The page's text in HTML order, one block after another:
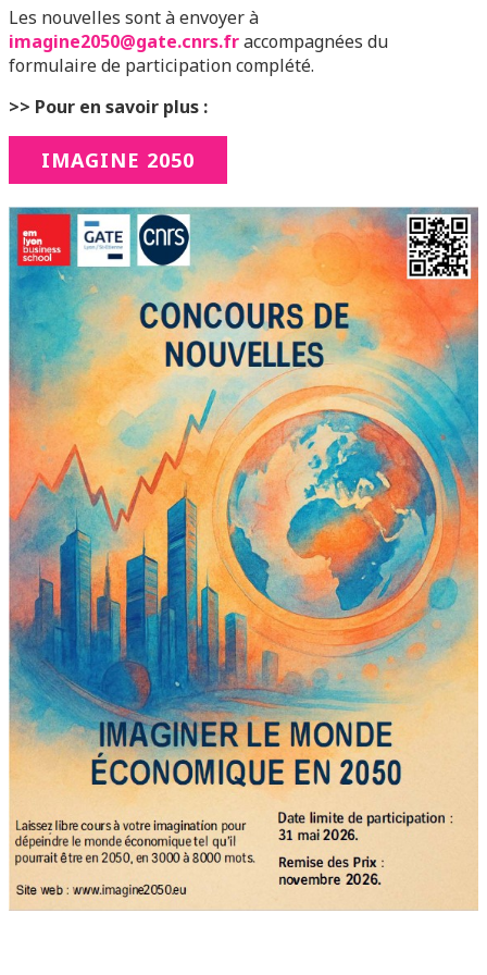
Les nouvelles sont à envoyer à
imagine2050@gate.cnrs.fraccompagnées du
formulaire de participation complété.
>> Pour en savoir plus :
IMAGINE 2050